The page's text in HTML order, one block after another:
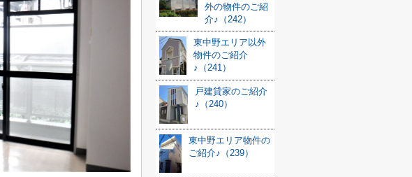
外の物件のご紹
介♪（242）
東中野エリア以外
物件のご紹介
♪（241）
戸建貸家のご紹介
♪（240）
東中野エリア物件の
ご紹介♪（239）